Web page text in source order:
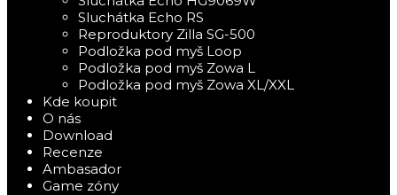
Sluchátka Echo RS
Reproduktory Zilla SG-500
Podložka pod myš Loop
Podložka pod myš Zowa L
Podložka pod myš Zowa XL/XXL
Kde koupit
O nás
Download
Recenze
Ambasador
Game zóny